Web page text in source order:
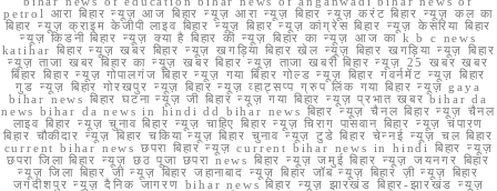
petrol आरा बिहार न्यूज़ आज बिहार न्यूज़ आरा न्यूज़ बिहार न्यूज़ करंट बिहार न्यूज़ कल का
बिहार न्यूज़ क्राइम केजीपी लाइव बिहार न्यूज़ बिहार न्यूज़ कांग्रेस बिहार न्यूज़ केसरिया बिहार
न्यूज़ किडनी बिहार न्यूज़ क्या है बिहार की न्यूज़ बिहार का न्यूज़ आज का k b c news
katihar बिहार न्यूज़ खबर बिहार न्यूज़ खगड़िया बिहार खेल न्यूज़ बिहार खगड़िया न्यूज़ बिहार
न्यूज़ ताजा खबर बिहार का न्यूज़ खबर बिहार न्यूज़ ताजा खबरी बिहार न्यूज़ 25 खबर खबर
बिहार बिहार न्यूज़ गोपालगंज बिहार न्यूज़ गया बिहार गोल्ड न्यूज़ बिहार गवर्नमेंट न्यूज़ बिहार
गुड न्यूज़ बिहार गोरखपुर न्यूज़ बिहार न्यूज़ व्हाट्सप्प ग्रुप लिंक गया बिहार न्यूज़ gaya
bihar news बिहार घटना न्यूज़ जी बिहार न्यूज़ गया बिहार न्यूज़ प्रभात खबर bihar da
news bihar da news in hindi dd bihar news बिहार न्यूज़ चैनल बिहार न्यूज़ चैनल
लाइव बिहार न्यूज़ चुनाव बिहार न्यूज़ चाहिए बिहार न्यूज़ चिराग पासवान बिहार न्यूज़ चंपारण
बिहार चौकीदार न्यूज़ बिहार चकिया न्यूज़ बिहार चुनाव न्यूज़ टुडे बिहार चेन्नई न्यूज़ चल बिहार
current bihar news छपरा बिहार न्यूज़ current bihar news in hindi बिहार न्यूज़
छपरा जिला बिहार न्यूज़ छठ पूजा छपरा news बिहार न्यूज़ जमुई बिहार न्यूज़ जयनगर बिहार
न्यूज़ जिला बिहार जी न्यूज़ बिहार जहानाबाद न्यूज़ बिहार जॉब न्यूज़ बिहार ज़ी न्यूज़ बिहार
जगदीशपुर न्यूज़ दैनिक जागरण bihar news बिहार न्यूज़ झारखंड बिहार-झारखंड न्यूज़